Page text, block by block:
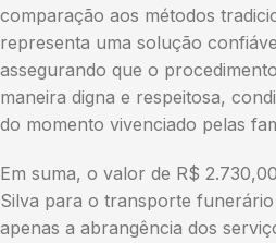
comparação aos métodos
representa uma solução
assegurando que o
maneira digna e respeitosa,
do momento vivenciado pelas
Em suma, o valor de R$
Silva para o transporte
apenas a abrangência dos